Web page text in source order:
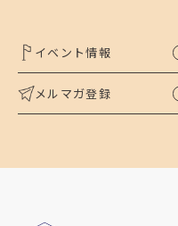
イベント情報
メルマガ登録